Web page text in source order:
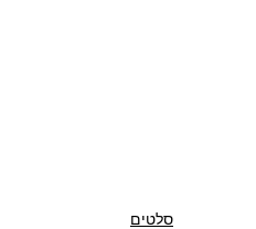
סלטים